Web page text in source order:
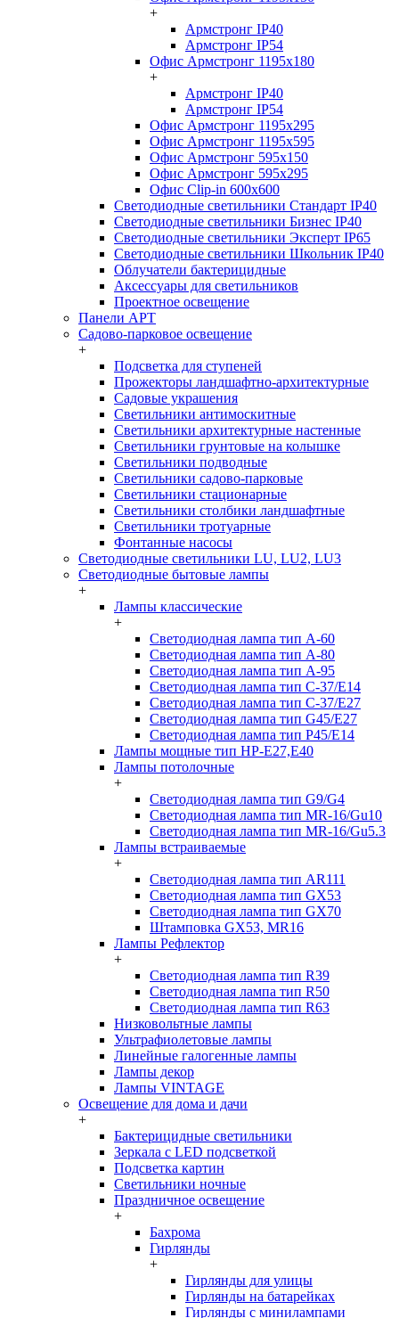
+
Армстронг IP40
Армстронг IP54
Офис Армстронг 1195x180
+
Армстронг IP40
Армстронг IP54
Офис Армстронг 1195x295
Офис Армстронг 1195x595
Офис Армстронг 595x150
Офис Армстронг 595x295
Офис Clip-in 600x600
Светодиодные светильники Стандарт IP40
Светодиодные светильники Бизнес IP40
Светодиодные светильники Эксперт IP65
Светодиодные светильники Школьник IP40
Облучатели бактерицидные
Аксессуары для светильников
Проектное освещение
Панели АРТ
Садово-парковое освещение
+
Подсветка для ступеней
Прожекторы ландшафтно-архитектурные
Садовые украшения
Светильники антимоскитные
Светильники архитектурные настенные
Светильники грунтовые на колышке
Светильники подводные
Светильники садово-парковые
Светильники стационарные
Светильники столбики ландшафтные
Светильники тротуарные
Фонтанные насосы
Светодиодные светильники LU, LU2, LU3
Светодиодные бытовые лампы
+
Лампы классические
+
Светодиодная лампа тип A-60
Светодиодная лампа тип A-80
Светодиодная лампа тип A-95
Светодиодная лампа тип C-37/Е14
Светодиодная лампа тип C-37/Е27
Светодиодная лампа тип G45/E27
Светодиодная лампа тип P45/E14
Лампы мощные тип HP-E27,E40
Лампы потолочные
+
Светодиодная лампа тип G9/G4
Светодиодная лампа тип MR-16/Gu10
Светодиодная лампа тип MR-16/Gu5.3
Лампы встраиваемые
+
Светодиодная лампа тип AR111
Светодиодная лампа тип GX53
Светодиодная лампа тип GX70
Штамповка GX53, MR16
Лампы Рефлектор
+
Светодиодная лампа тип R39
Светодиодная лампа тип R50
Светодиодная лампа тип R63
Низковольтные лампы
Ультрафиолетовые лампы
Линейные галогенные лампы
Лампы декор
Лампы VINTAGE
Освещение для дома и дачи
+
Бактерицидные светильники
Зеркала с LED подсветкой
Подсветка картин
Светильники ночные
Праздничное освещение
+
Бахрома
Гирлянды
+
Гирлянды для улицы
Гирлянды на батарейках
Гирлянды с минилампами